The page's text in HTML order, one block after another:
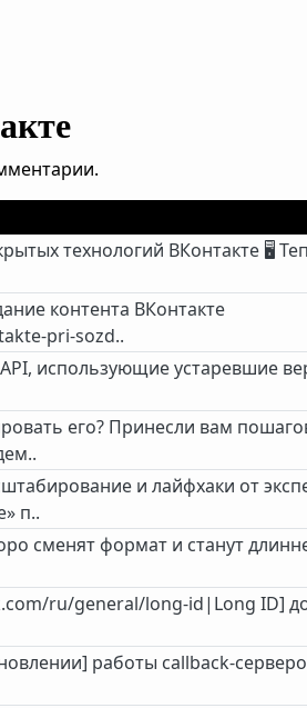
технологий ВКонтакте 🖥
контента ВКонтакте
pri-sozd..
использующие устаревшие
его? Принесли вам
и лайфхаки от
п..
сменят формат и станут
ru/general/long-id|Long ID]
работы callback-